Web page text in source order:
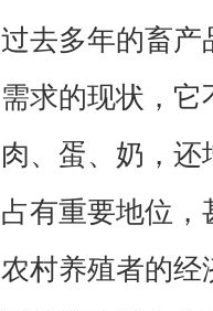
过去多年的畜产
需求的现状，
肉、蛋、奶，
占有重要地位
农村养殖者的经